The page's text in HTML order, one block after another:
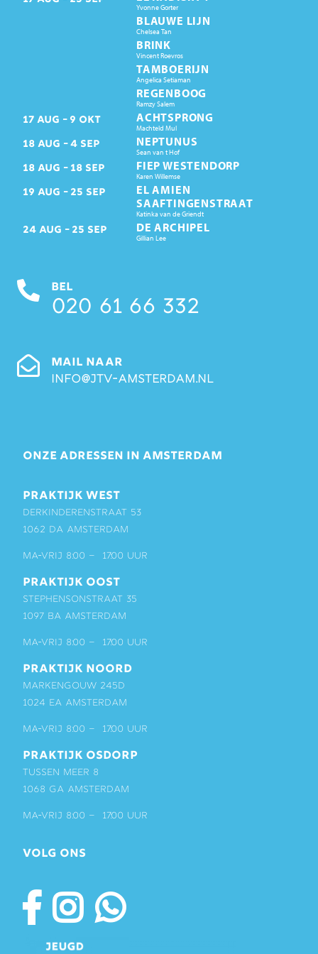
Yvonne Gorter
BLAUWE LIJN
Chelsea Tan
BRINK
Vincent Roevros
TAMBOERIJN
Angelica Setiaman
REGENBOOG
Ramzy Salem
17 AUG 9 OKT ACHTSPRONG
Machteld Mul
18 AUG 4 SEP NEPTUNUS
Sean van t Hof
18 AUG 18 SEP FIEP WESTENDORP
Karen Willemse
19 AUG 25 SEP
EL AMIEN
SAAFTINGENSTRAAT
Katinka van de Griendt
24 AUG 25 SEP DE ARCHIPEL
Gillian Lee
BEL
020 61 66 332
MAIL NAAR
info@jtv-amsterdam.nl
ONZE ADRESSEN IN AMSTERDAM
PRAKTIJK WEST
Derkinderenstraat 53
1062 DA Amsterdam
ma-vrij 8:00 – 17:00 uur
PRAKTIJK OOST
Stephensonstraat 35
1097 BA Amsterdam
ma-vrij 8:00 – 17:00 uur
PRAKTIJK NOORD
Markengouw 245D
1024 EA Amsterdam
ma-vrij 8:00 – 17:00 uur
PRAKTIJK OSDORP
Tussen Meer 8
1068 GA Amsterdam
ma-vrij 8:00 – 17:00 uur
VOLG ONS